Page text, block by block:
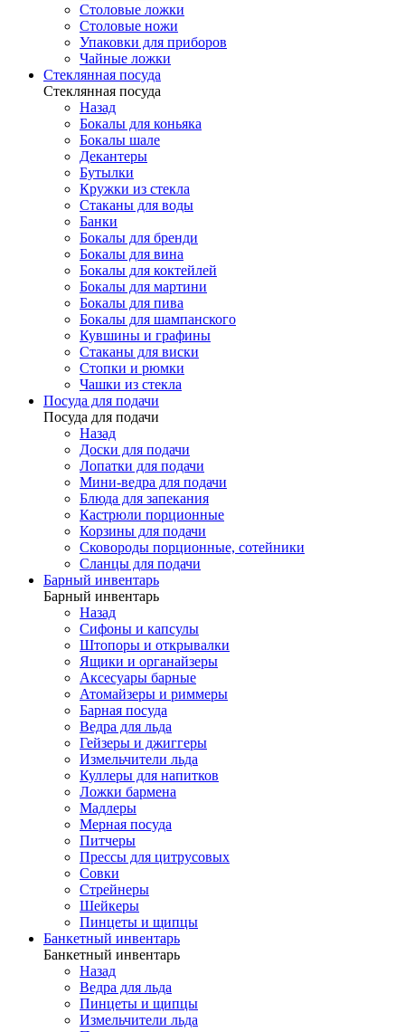
Столовые ложки
Столовые ножи
Упаковки для приборов
Чайные ложки
Стеклянная посуда
Стеклянная посуда
Назад
Бокалы для коньяка
Бокалы шале
Декантеры
Бутылки
Кружки из стекла
Стаканы для воды
Банки
Бокалы для бренди
Бокалы для вина
Бокалы для коктейлей
Бокалы для мартини
Бокалы для пива
Бокалы для шампанского
Кувшины и графины
Стаканы для виски
Стопки и рюмки
Чашки из стекла
Посуда для подачи
Посуда для подачи
Назад
Доски для подачи
Лопатки для подачи
Мини-ведра для подачи
Блюда для запекания
Кастрюли порционные
Корзины для подачи
Сковороды порционные, сотейники
Сланцы для подачи
Барный инвентарь
Барный инвентарь
Назад
Сифоны и капсулы
Штопоры и открывалки
Ящики и органайзеры
Аксесуары барные
Атомайзеры и риммеры
Барная посуда
Ведра для льда
Гейзеры и джиггеры
Измельчители льда
Куллеры для напитков
Ложки бармена
Мадлеры
Мерная посуда
Питчеры
Прессы для цитрусовых
Совки
Стрейнеры
Шейкеры
Пинцеты и щипцы
Банкетный инвентарь
Банкетный инвентарь
Назад
Ведра для льда
Пинцеты и щипцы
Измельчители льда